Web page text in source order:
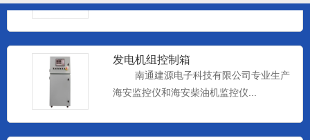
发电机组控制箱
南通建源电子科技有限公司专业生产
海安监控仪和海安柴油机监控仪...